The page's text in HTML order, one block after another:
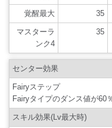
覚醒最大 35
マスターラ
ンク4
35
センター効果
Fairyステップ
Fairyタイプのダンス値が60
スキル効果(Lv最大時)